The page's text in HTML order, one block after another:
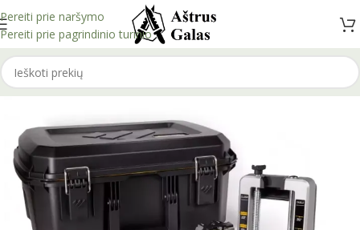
Pereiti prie naršymo
Pereiti prie pagrindinio turinio